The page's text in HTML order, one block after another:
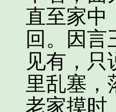
直至家中
回。因言
见有，
里乱塞，
老家摸时